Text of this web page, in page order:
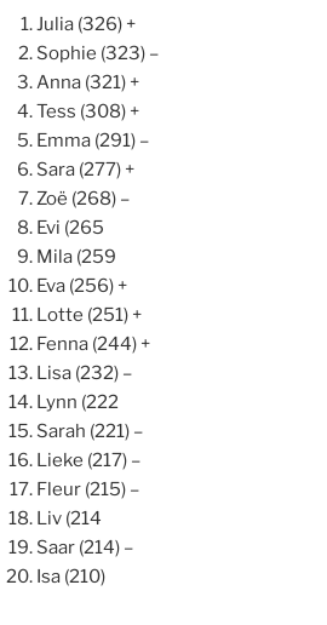
Julia (326) +
Sophie (323) –
Anna (321) +
Tess (308) +
Emma (291) –
Sara (277) +
Zoë (268) –
Evi (265
Mila (259
Eva (256) +
Lotte (251) +
Fenna (244) +
Lisa (232) –
Lynn (222
Sarah (221) –
Lieke (217) –
Fleur (215) –
Liv (214
Saar (214) –
Isa (210)